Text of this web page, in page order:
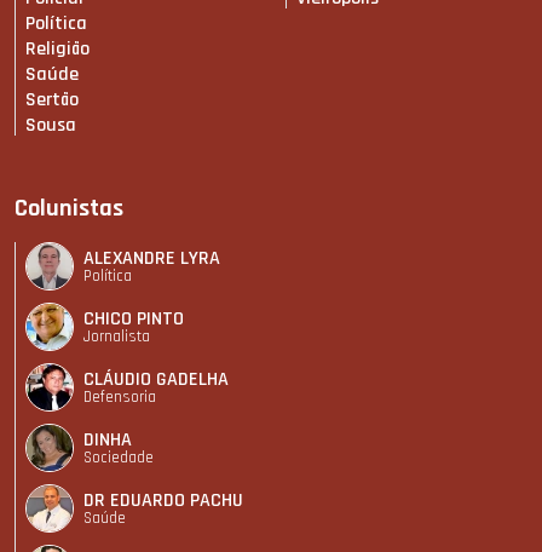
Política
Religião
Saúde
Sertão
Sousa
Colunistas
ALEXANDRE LYRA
Política
CHICO PINTO
Jornalista
CLÁUDIO GADELHA
Defensoria
DINHA
Sociedade
DR EDUARDO PACHU
Saúde